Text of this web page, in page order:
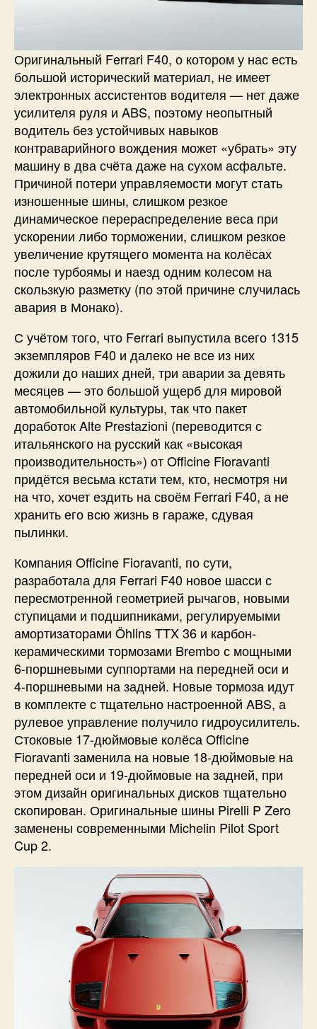
Оригинальный Ferrari F40, о котором у нас есть
большой исторический материал, не имеет
электронных ассистентов водителя — нет даже
усилителя руля и ABS, поэтому неопытный
водитель без устойчивых навыков
контраварийного вождения может «убрать» эту
машину в два счёта даже на сухом асфальте.
Причиной потери управляемости могут стать
изношенные шины, слишком резкое
динамическое перераспределение веса при
ускорении либо торможении, слишком резкое
увеличение крутящего момента на колёсах
после турбоямы и наезд одним колесом на
скользкую разметку (по этой причине случилась
авария в Монако).
С учётом того, что Ferrari выпустила всего 1315
экземпляров F40 и далеко не все из них
дожили до наших дней, три аварии за девять
месяцев — это большой ущерб для мировой
автомобильной культуры, так что пакет
доработок Alte Prestazioni (переводится с
итальянского на русский как «высокая
производительность») от Officine Fioravanti
придётся весьма кстати тем, кто, несмотря ни
на что, хочет ездить на своём Ferrari F40, а не
хранить его всю жизнь в гараже, сдувая
пылинки.
Компания Officine Fioravanti, по сути,
разработала для Ferrari F40 новое шасси с
пересмотренной геометрией рычагов, новыми
ступицами и подшипниками, регулируемыми
амортизаторами Öhlins TTX 36 и карбон-
керамическими тормозами Brembo с мощными
6-поршневыми суппортами на передней оси и
4-поршневыми на задней. Новые тормоза идут
в комплекте с тщательно настроенной ABS, а
рулевое управление получило гидроусилитель.
Стоковые 17-дюймовые колёса Officine
Fioravanti заменила на новые 18-дюймовые на
передней оси и 19-дюймовые на задней, при
этом дизайн оригинальных дисков тщательно
скопирован. Оригинальные шины Pirelli P Zero
заменены современными Michelin Pilot Sport
Cup 2.